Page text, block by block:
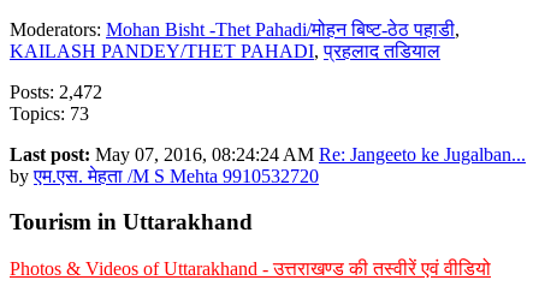
Moderators: Mohan Bisht -Thet Pahadi/मोहन बिष्ट-ठेठ पहाडी,
KAILASH PANDEY/THET PAHADI,प्रहलाद तडियाल
Posts: 2,472
Topics: 73
Last post: May 07, 2016, 08:24:24 AM Re: Jangeeto ke Jugalban...
byएम.एस. मेहता /M S Mehta 9910532720
Tourism in Uttarakhand
Photos & Videos of Uttarakhand - उत्तराखण्ड की तस्वीरें एवं वीडियो